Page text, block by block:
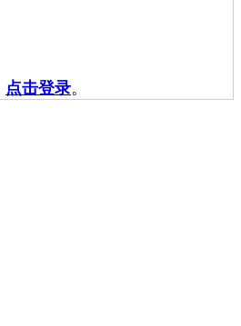
点击登录。